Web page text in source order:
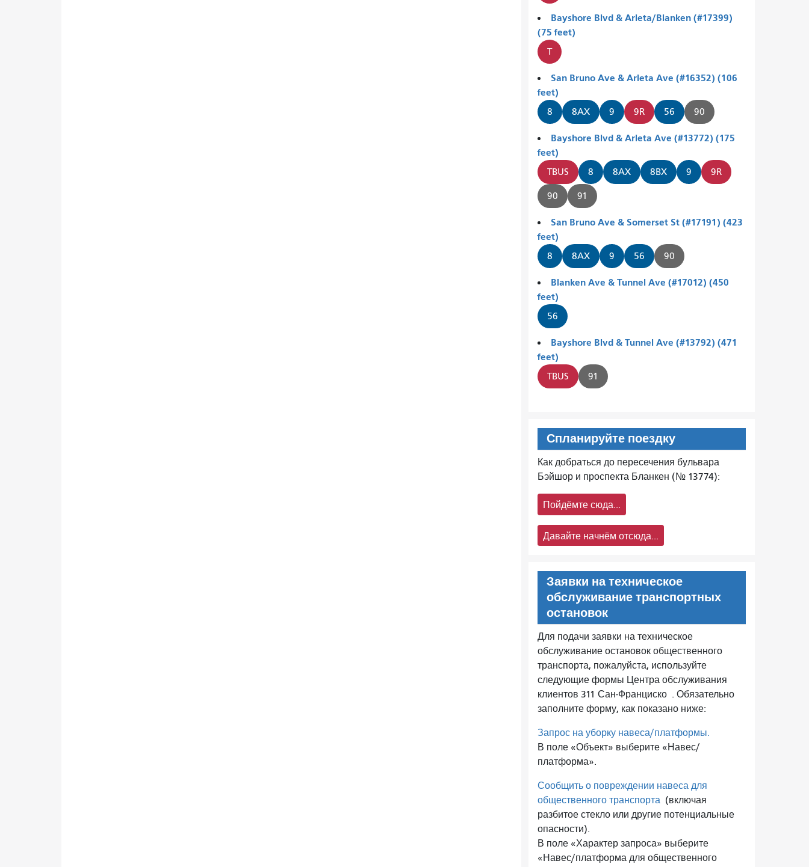
Bayshore Blvd & Arleta/Blanken (#17399)
(75 feet)
T
San Bruno Ave & Arleta Ave (#16352) (106
feet)
8 8AX 9 9R 56 90
Bayshore Blvd & Arleta Ave (#13772) (175
feet)
TBUS 8 8AX 8BX 9 9R
90 91
San Bruno Ave & Somerset St (#17191) (423
feet)
8 8AX 9 56 90
Blanken Ave & Tunnel Ave (#17012) (450
feet)
56
Bayshore Blvd & Tunnel Ave (#13792) (471
feet)
TBUS 91
Спланируйте поездку
Как добраться до пересечения бульвара
Бэйшор и проспекта Бланкен (№ 13774):
Пойдёмте сюда...
Давайте начнём отсюда...
Заявки на техническое
обслуживание транспортных
остановок
Для подачи заявки на техническое
обслуживание остановок общественного
транспорта, пожалуйста, используйте
следующие формы Центра обслуживания
клиентов 311 Сан-Франциско . Обязательно
заполните форму, как показано ниже:
Запрос на уборку навеса/платформы.
В поле «Объект» выберите «Навес/
платформа».
Сообщить о повреждении навеса для
общественного транспорта(включая
разбитое стекло или другие потенциальные
опасности).
В поле «Характер запроса» выберите
«Навес/платформа для общественного